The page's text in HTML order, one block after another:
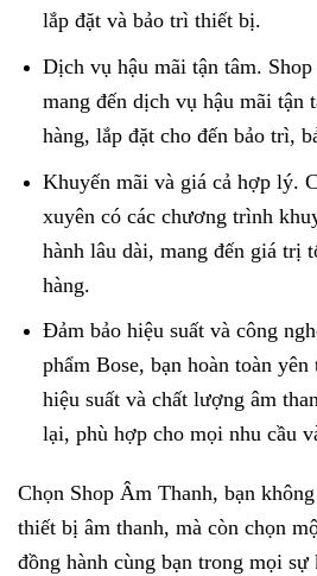
lắp đặt và bảo trì thiết bị.
Dịch vụ hậu mãi tận tâm.
mang đến dịch vụ hậu mãi tận
hàng, lắp đặt cho đến bảo trì,
Khuyến mãi và giá cả hợp lý.
xuyên có các chương trình
hành lâu dài, mang đến giá trị
hàng.
Đảm bảo hiệu suất và công
phẩm Bose, bạn hoàn toàn
hiệu suất và chất lượng âm
lại, phù hợp cho mọi nhu cầu
Chọn Shop Âm Thanh, bạn
thiết bị âm thanh, mà còn chọn
đồng hành cùng bạn trong mọi